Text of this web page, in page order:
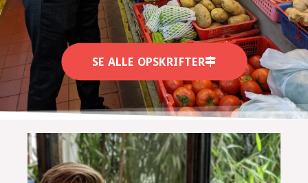
SE ALLE OPSKRIFTER